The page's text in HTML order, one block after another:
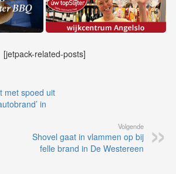
[jetpack-related-posts]
met spoed uit
in
Volgende
Shovel gaat in vlammen op bij
felle brand in De Westereen